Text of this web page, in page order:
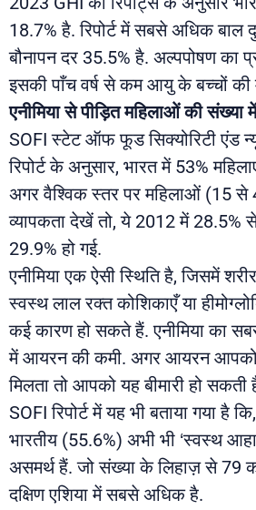
18.7% है. रिपोर्ट में सबसे अधिक बाल
बौनापन दर 35.5% है. अल्पपोषण
इसकी पाँच वर्ष से कम आयु के बच्चों की
एनीमिया से पीड़ित महिलाओं की
SOFI स्टेट ऑफ फूड सिक्योरिटी एंड
रिपोर्ट के अनुसार, भारत में 53%
अगर वैश्विक स्तर पर महिलाओं (15 से
व्यापकता देखें तो, ये 2012 में 28.5%
29.9% हो गई.
एनीमिया एक ऐसी स्थिति है, जिसमें शरीर
स्वस्थ लाल रक्त कोशिकाएँ या
कई कारण हो सकते हैं. एनीमिया का
में आयरन की कमी. अगर आयरन आपको
मिलता तो आपको यह बीमारी हो सकती
SOFI रिपोर्ट में यह भी बताया गया
भारतीय (55.6%) अभी भी ‘स्वस्थ
असमर्थ हैं. जो संख्या के लिहाज़ से 79
दक्षिण एशिया में सबसे अधिक है.